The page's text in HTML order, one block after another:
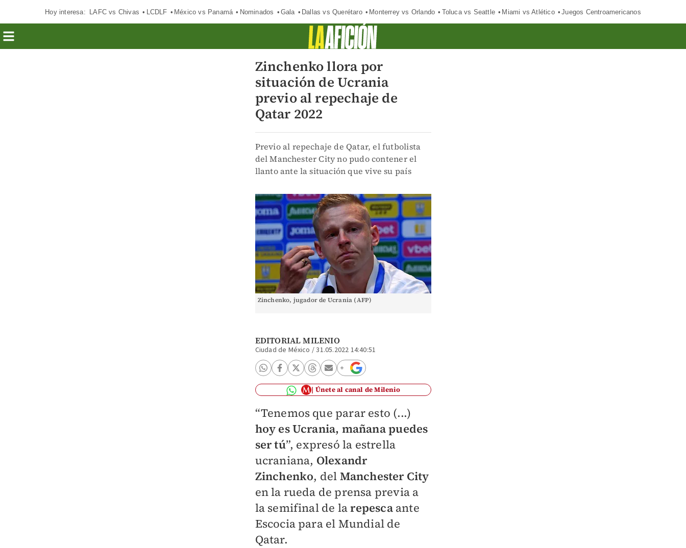
Hoy interesa: LAFC vs Chivas LCDLF México vs Panamá Nominados Gala Dallas vs Querétaro Monterrey vs Orlando Toluca vs Seattle Miami vs Atlético Juegos Centroamericanos
Zinchenko llora por
situación de Ucrania
previo al repechaje de
Qatar 2022
Previo al repechaje de Qatar, el futbolista
del Manchester City no pudo contener el
llanto ante la situación que vive su país
Zinchenko, jugador de Ucrania (AFP)
EDITORIAL MILENIO
Ciudad de México /31.05.2022 14:40:51
Únete al canal de Milenio
“Tenemos que parar esto (...)
hoy es Ucrania, mañana puedes
ser tú”, expresó la estrella
ucraniana, Olexandr
Zinchenko, del Manchester City
en la rueda de prensa previa a
la semifinal de larepesca ante
Escocia para el Mundial de
Qatar.